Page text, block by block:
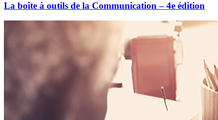
La boîte à outils de la Communication – 4e édition